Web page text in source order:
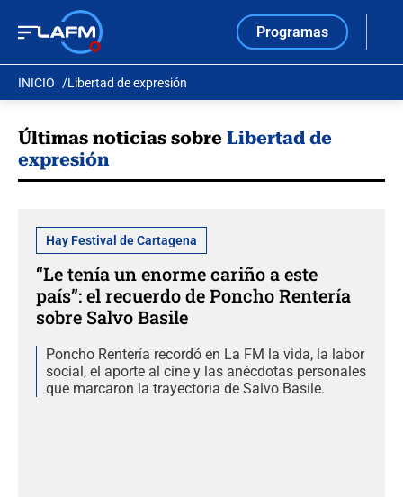
Programas
INICIO Libertad de expresión
Últimas noticias sobre Libertad de
expresión
Hay Festival de Cartagena
“Le tenía un enorme cariño a este
país”: el recuerdo de Poncho Rentería
sobre Salvo Basile
Poncho Rentería recordó en La FM la vida, la labor
social, el aporte al cine y las anécdotas personales
que marcaron la trayectoria de Salvo Basile.